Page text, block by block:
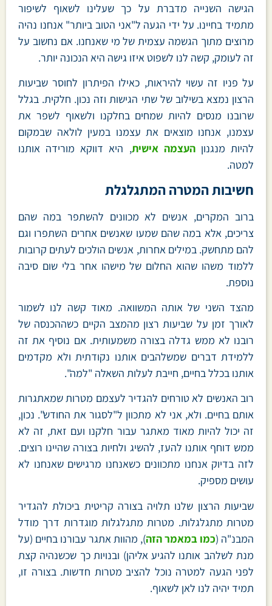
הגישה השנייה מדברת על כך שעלינו לשאוף לשיפור
מתמיד בחיינו. על ידי הגעה ל"אני הטוב ביותר" אנחנו נהיה
מרוצים מתוך הגשמה עצמית של מי שאנחנו. אם נחשוב על
זה לעומק, קשה לנו לשפוט איזו גישה היא הנכונה יותר.
על פניו זה עשוי להיראות, כאילו הפיתרון לחוסר שביעות
הרצון נמצא בשילוב של שתי הגישות וזה נכון. חלקית. בגלל
שרובנו מנסים להיות שמחים בחלקנו ולשאוף לשפר את
עצמנו, אנחנו מוצאים את עצמנו במעין לולאה שבמקום
להיות מנגנוןהעצמה אישית, היא דווקא מורידה אותנו
למטה.
חשיבות המטרה המתגלגלת
ברוב המקרים, אנשים לא מכוונים להשתפר במה שהם
צריכים, אלא במה שהם שמעו שאנשים אחרים השתפרו וגם
להם מתחשק. במילים אחרות, אנשים הולכים לעתים קרובות
ללמוד משהו שהוא החלום של מישהו אחר בלי שום סיבה
נוספת.
מהצד השני של אותה המשוואה. מאוד קשה לנו לשמור
לאורך זמן על שביעות רצון מהמצב הקיים כשההכנסה של
רובנו לא ממש גדלה בצורה משמעותית. אם נוסיף את זה
ללמידת דברים שמשלהבים אותנו נקודתית ולא מקדמים
אותנו בכלל בחיים, חייבת לעלות השאלה "למה".
רוב האנשים לא טורחים להגדיר לעצמם מטרות שמאתגרות
אותם בחיים. ולא, אני לא מתכוון ל"לסגור את החודש". נכון,
זה יכול להיות מאוד מאתגר עבור חלקנו ועם זאת, זה לא
ממש דוחף אותנו להעז, להשיג ולחיות בצורה שהיינו רוצים.
לזה בדיוק אנחנו מתכוונים כשאנחנו מרגישים שאנחנו לא
עושים מספיק.
שביעות הרצון שלנו תלויה בצורה קריטית ביכולת להגדיר
מטרות מתגלגלות. מטרות מתגלגלות מוגדרות דרך מודל
המבנ"ה (כמו במאמר הזה), מהוות אתגר עבורנו בחיים (על
מנת לשלהב אותנו להגיע אליהן) ובנויות כך שכשנהיה קצת
לפני הגעה למטרה נוכל להציב מטרות חדשות. בצורה זו,
תמיד יהיה לנו לאן לשאוף.